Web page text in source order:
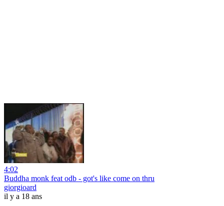
4:02
Buddha monk feat odb - got's like come on thru
giorgioard
il y a 18 ans